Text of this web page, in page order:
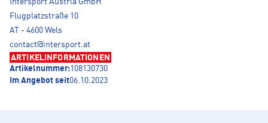
Intersport Austria GmbH
Flugplatzstraße 10
AT - 4600 Wels
contact@intersport.at
ARTIKELINFORMATIONEN
Artikelnummer:108130730
Im Angebot seit06.10.2023